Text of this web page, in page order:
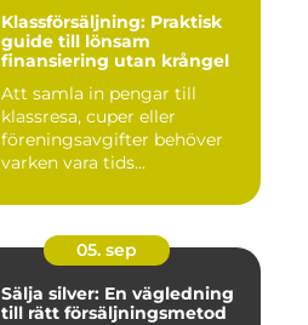
Klassförsäljning: Praktisk
guide till lönsam
finansiering utan krångel
Att samla in pengar till
klassresa, cuper eller
föreningsavgifter behöver
varken vara tids...
05. sep
Sälja silver: En vägledning
till rätt försäljningsmetod